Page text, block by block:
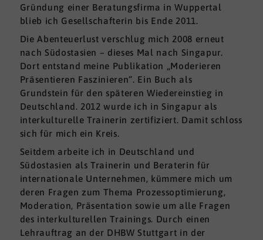
Gründung einer Beratungsfirma in Wuppertal
blieb ich Gesellschafterin bis Ende 2011.
Die Abenteuerlust verschlug mich 2008 erneut
nach Südostasien – dieses Mal nach Singapur.
Dort entstand meine Publikation „Moderieren
Präsentieren Faszinieren“. Ein Buch als
Grundstein für den späteren Wiedereinstieg in
Deutschland. 2012 wurde ich in Singapur als
interkulturelle Trainerin zertifiziert. Damit schloss
sich für mich ein Kreis.
Seitdem arbeite ich in Deutschland und
Südostasien als Trainerin und Beraterin für
internationale Unternehmen, kümmere mich um
deren Fragen zum Thema Prozessoptimierung,
Moderation, Präsentation sowie um alle Fragen
des interkulturellen Trainings. Durch einen
Lehrauftrag an der DHBW Stuttgart in der